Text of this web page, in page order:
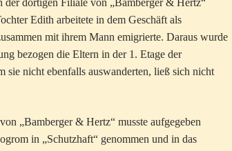
der dortigen Filiale von „Bamberger & Hertz“
Edith arbeitete in dem Geschäft als
mit ihrem Mann emigrierte. Daraus wurde
bezogen die Eltern in der 1. Etage der
nicht ebenfalls auswanderten, ließ sich nicht
„Bamberger & Hertz“ musste aufgegeben
in „Schutzhaft“ genommen und in das